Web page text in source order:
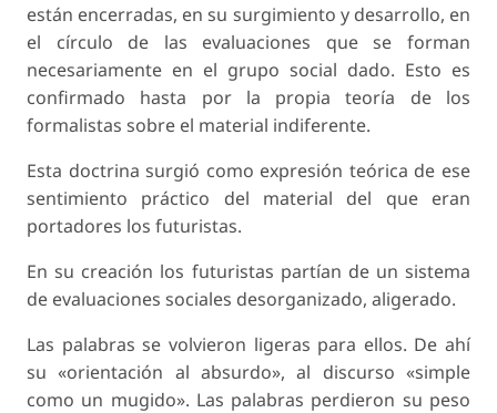
están encerradas, en su surgimiento y desarrollo, en
el círculo de las evaluaciones que se forman
necesariamente en el grupo social dado. Esto es
confirmado hasta por la propia teoría de los
formalistas sobre el material indiferente.
Esta doctrina surgió como expresión teórica de ese
sentimiento práctico del material del que eran
portadores los futuristas.
En su creación los futuristas partían de un sistema
de evaluaciones sociales desorganizado, aligerado.
Las palabras se volvieron ligeras para ellos. De ahí
su «orientación al absurdo», al discurso «simple
como un mugido». Las palabras perdieron su peso